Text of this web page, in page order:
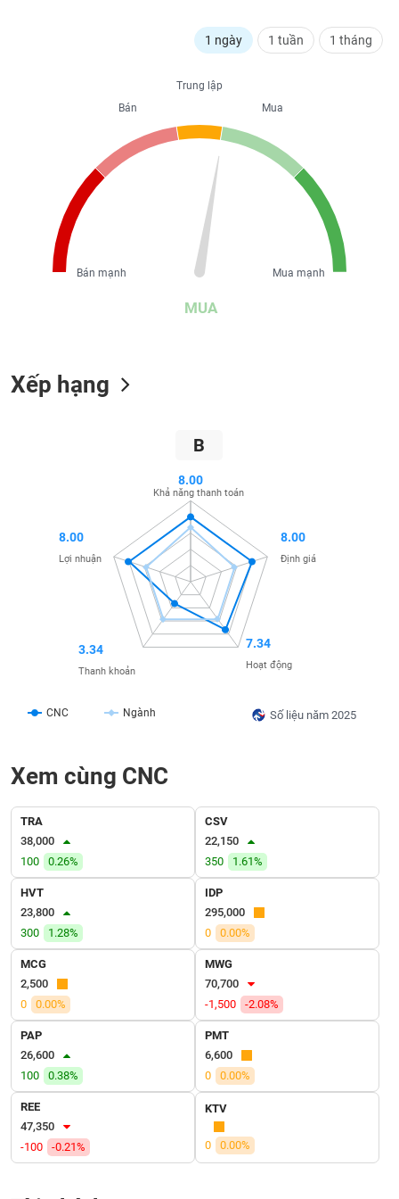
1 ngày 1 tuần 1 tháng
MUA
Trung lập
Mua
Mua mạnh
Bán
Bán mạnh
Xếp hạng
B
Số liệu năm 2025
CNC Ngành
8.00
Khả năng thanh toán
8.00
Định giá
7.34
Hoạt động
3.34
Thanh khoản
8.00
Lợi nhuận
Xem cùng CNC
TRA
38,000
100
0.26%
CSV
22,150
350
1.61%
HVT
23,800
300
1.28%
IDP
295,000
0
0.00%
MCG
2,500
0
0.00%
MWG
70,700
-1,500
-2.08%
PAP
26,600
100
0.38%
PMT
6,600
0
0.00%
REE
47,350
-100
-0.21%
KTV
0 0.00%
TIÊU
DÙNG
THIẾT
CHĂM
DỊCH
VỤ
TRUYỀN
THÔNG
TIỆN
ÍCH
BẤT
ĐỘNG
SẢN
Mã
chứng
khoán
(-)